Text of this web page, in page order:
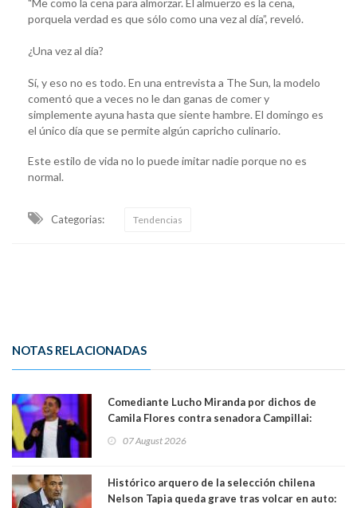
porquela verdad es que sólo como una vez al día”, reveló.
¿Una vez al día?
Sí, y eso no es todo. En una entrevista a The Sun, la modelo
comentó que a veces no le dan ganas de comer y
simplemente ayuna hasta que siente hambre. El domingo es
el único día que se permite algún capricho culinario.
Este estilo de vida no lo puede imitar nadie porque no es
normal.
Categorias: Tendencias
NOTAS RELACIONADAS
Comediante Lucho Miranda por dichos de
Camila Flores contra senadora Campillai:
forma de quitar dignidad"
07 August 2026
Histórico arquero de la selección chilena
Nelson Tapia queda grave tras volcar en auto: